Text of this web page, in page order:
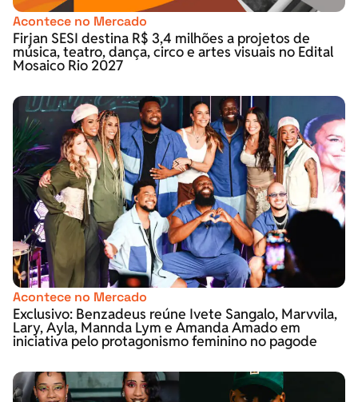
Acontece no Mercado
Firjan SESI destina R$ 3,4 milhões a projetos de
música, teatro, dança, circo e artes visuais no Edital
Mosaico Rio 2027
Acontece no Mercado
Exclusivo: Benzadeus reúne Ivete Sangalo, Marvvila,
Lary, Ayla, Mannda Lym e Amanda Amado em
iniciativa pelo protagonismo feminino no pagode